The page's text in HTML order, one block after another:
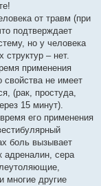
от травм (при
подтверждает
но у человека
структур – нет.
применения
свойства не имеет
(рак, простуда,
15 минут).
его применения
боль вызывает
адреналин, сера
другие